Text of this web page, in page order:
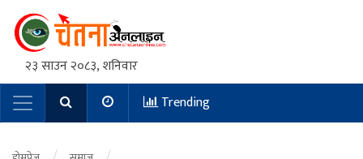
२३ साउन २०८३, शनिवार
Main NavigationTrending